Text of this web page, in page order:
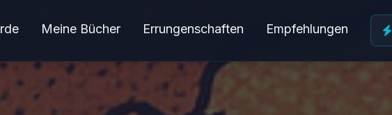
Meine Bücher Errungenschaften Empfehlungen